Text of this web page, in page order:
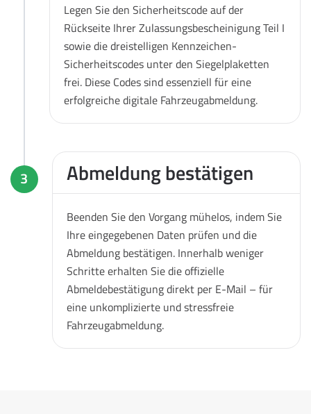
Legen Sie den Sicherheitscode auf der
Rückseite Ihrer Zulassungsbescheinigung Teil I
sowie die dreistelligen Kennzeichen-
Sicherheitscodes unter den Siegelplaketten
frei. Diese Codes sind essenziell für eine
erfolgreiche digitale Fahrzeugabmeldung.
3 Abmeldung bestätigen
Beenden Sie den Vorgang mühelos, indem Sie
Ihre eingegebenen Daten prüfen und die
Abmeldung bestätigen. Innerhalb weniger
Schritte erhalten Sie die offizielle
Abmeldebestätigung direkt per E-Mail – für
eine unkomplizierte und stressfreie
Fahrzeugabmeldung.